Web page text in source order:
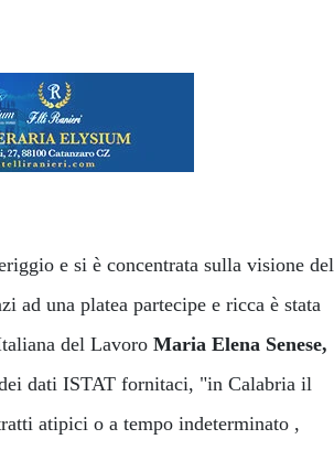
e si è concentrata sulla visione del
ad una platea partecipe e ricca è stata
del Lavoro Maria Elena Senese,
dati ISTAT fornitaci, "in Calabria il
atipici o a tempo indeterminato ,